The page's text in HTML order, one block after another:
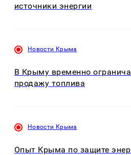
источники энергии
Новости Крыма
В Крыму временно
продажу топлива
Новости Крыма
Опыт Крыма по защите